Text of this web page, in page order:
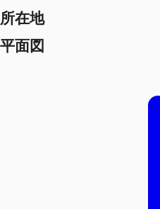
所在地
平面図